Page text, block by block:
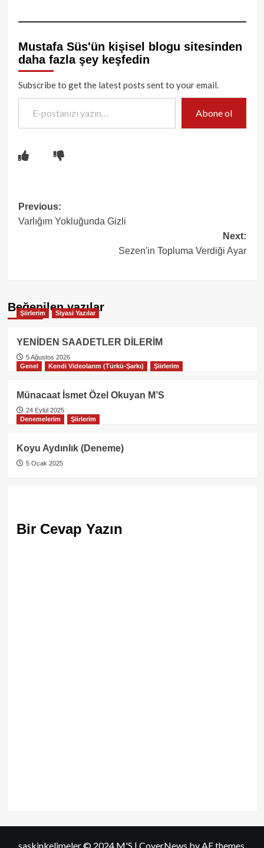
Mustafa Süs'ün kişisel blogu sitesinden
daha fazla şey keşfedin
Subscribe to get the latest posts sent to your email.
E-postanızı yazın…
Abone ol
Post
navigation
Previous:
Varlığım Yokluğunda Gizli
Next:
Sezen'in Topluma Verdiği Ayar
Beğenilen yazılar
Şiirlerim Siyasi Yazılar
YENİDEN SAADETLER DİLERİM
5 Ağustos 2026
Genel
Kendi Videolarım (Türkü-Şarkı) Şiirlerim
Münacaat İsmet Özel Okuyan M’S
24 Eylül 2025
Denemelerim
Şiirlerim
Koyu Aydınlık (Deneme)
5 Ocak 2025
Bir Cevap Yazın
saskinkelimeler © 2024 M'S | CoverNews by AF themes.